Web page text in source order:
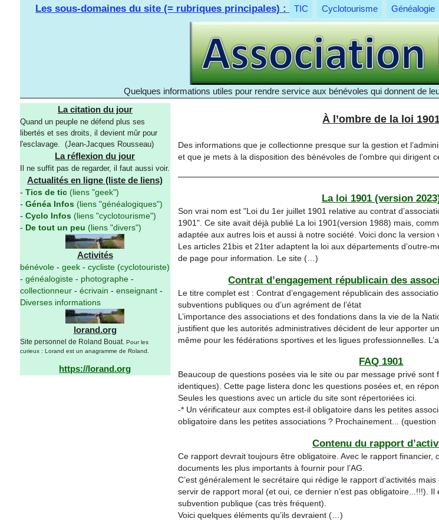
Les sous-domaines du site (= rubriques principales) : TIC Cyclotourisme Généalogie
Quelques informations utiles pour rendre service aux bénévoles qui donnent de
La citation du jour
Quand un peuple ne défend plus ses
libertés et ses droits, il devient mûr pour
l'esclavage. (Jean-Jacques Rousseau)
La réflexion du jour
Il ne suffit pas de regarder, il faut aussi voir.
Actualités en ligne (liste de liens)
- Tics de tic(liens "geek")
- Généa Infos(liens "généalogiques")
- Cyclo Infos(liens "cyclotourisme")
- De tout un peu (liens "divers")
Activités
bénévole- geek- cycliste (cyclotouriste)
- généalogiste- photographe-
collectionneur- écrivain - enseignant-
Diverses informations
lorand.org
Site personnel de Roland Bouat. Pour les
curieux : Lorand est un anagramme de Roland.
https://lorand.org
À l’ombre de la loi
Des informations que je collectionne presque sur la gestion et
et que je mets à la disposition des bénévoles de l’ombre qui dirigent
La loi 1901 (version
Son vrai nom est "Loi du 1er juillet 1901 relative au contrat
1901". Ce site avait déjà publié La loi 1901(version 1988) mais,
adaptée aux autres lois et aussi à notre société. Voici donc la version
Les articles 21bis et 21ter adaptent la loi aux départements d’outre-
de page pour information. Le site (…)
Contrat d’engagement républicain des
Le titre complet est : Contrat d’engagement républicain des
subventions publiques ou d’un agrément de l’état
L’importance des associations et des fondations dans la vie de la
justifient que les autorités administratives décident de leur apporter
même pour les fédérations sportives et les ligues professionnelles.
FAQ 1901
Beaucoup de questions posées via le site ou par message privé
identiques). Cette page listera donc les questions posées et, en
Seules les questions avec un article du site sont répertoriées ici.
-* Un vérificateur aux comptes est-il obligatoire dans les petites
obligatoire dans les petites associations ? Prochainement...
Contenu du rapport
Ce rapport devrait toujours être obligatoire. Avec le rapport financier,
documents les plus importants à fournir pour l’AG.
C’est généralement le secrétaire qui rédige le rapport d’activités
servir de rapport moral (et oui, ce dernier n’est pas obligatoire...!!!). Il
subvention publique (cas très fréquent).
Voici quelques éléments qu’ils devraient (…)